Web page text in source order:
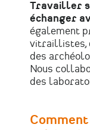
Travailler
échanger
également
vitraillistes,
des
Nous
des